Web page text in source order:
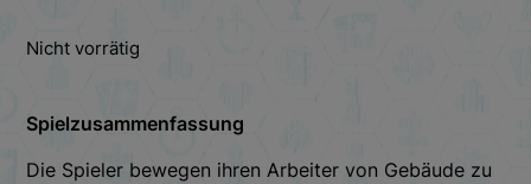
Nicht vorrätig
Spielzusammenfassung
Die Spieler bewegen ihren Arbeiter von Gebäude zu